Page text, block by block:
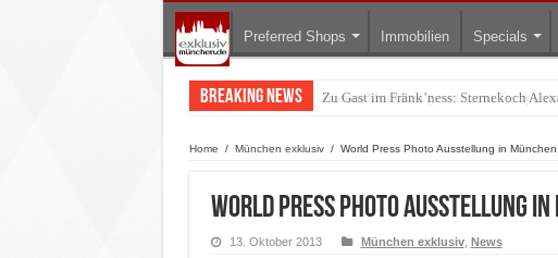
Preferred Shops Immobilien Specials
Breaking News Warum München gerade zum
Home / München exklusiv / World Press Photo Ausstellung in München
World Press Photo Ausstellung in
13. Oktober 2013 München exklusiv, News